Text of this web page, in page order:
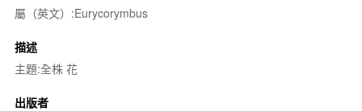
屬（英文）:Eurycorymbus
描述
主題:全株 花
出版者